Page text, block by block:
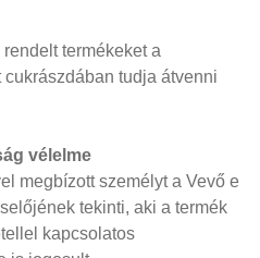
termékeket a
tudja átvenni
vélelme
megbízott személyt a Vevő e
tekinti, aki a termék
kapcsolatos